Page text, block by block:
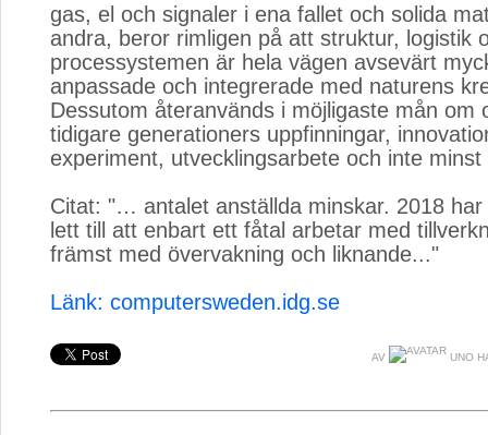
gas, el och signaler i ena fallet och solida
andra, beror rimligen på att struktur, logistik
processystemen är hela vägen avsevärt
anpassade och integrerade med naturens
Dessutom återanvänds i möjligaste mån om
tidigare generationers uppfinningar,
experiment, utvecklingsarbete och inte
Citat: "… antalet anställda minskar. 2018 har
lett till att enbart ett fåtal arbetar med
främst med övervakning och liknande..."
Länk: computersweden.idg.se
AV UNO